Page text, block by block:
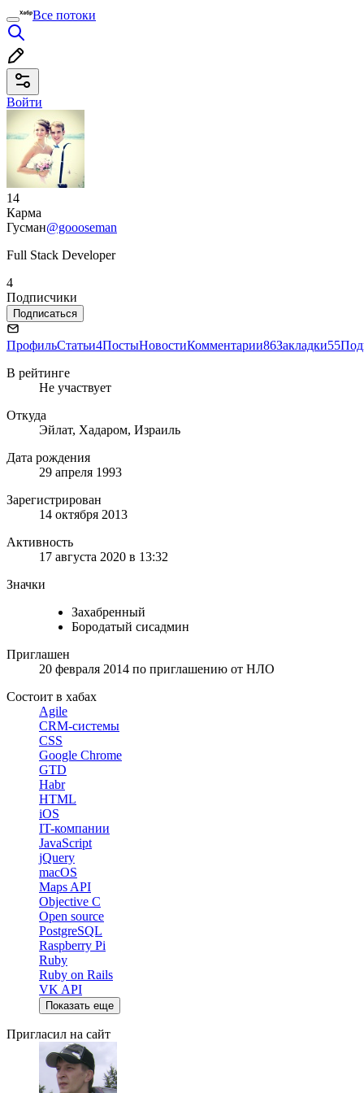
Все потоки
Войти
14
Карма
Гусман@goooseman
Full Stack Developer
4
Подписчики
Подписаться
ПрофильСтатьи4ПостыНовостиКомментарии86Закладки55
В рейтинге
Не участвует
Откуда
Эйлат, Хадаром, Израиль
Дата рождения
29 апреля 1993
Зарегистрирован
14 октября 2013
Активность
17 августа 2020 в 13:32
Значки
Захабренный
Бородатый сисадмин
Приглашен
20 февраля 2014 по приглашению от НЛО
Состоит в хабах
Agile
CRM-системы
CSS
Google Chrome
GTD
Habr
HTML
iOS
IT-компании
JavaScript
jQuery
macOS
Maps API
Objective C
Open source
PostgreSQL
Raspberry Pi
Ruby
Ruby on Rails
VK API
Показать еще
Пригласил на сайт